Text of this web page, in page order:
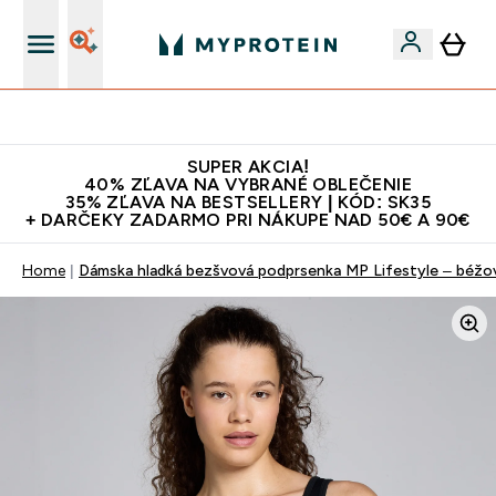
SUPER AKCIA!
40% ZĽAVA NA VYBRANÉ OBLEČENIE
35% ZĽAVA NA BESTSELLERY | KÓD: SK35
+ DARČEKY ZADARMO PRI NÁKUPE NAD 50€ A 90€
Home Dámska hladká bezšvová podprsenka MP Lifestyle –